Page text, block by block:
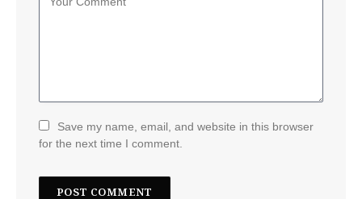
Save my name, email, and website in this browser
for the next time I comment.